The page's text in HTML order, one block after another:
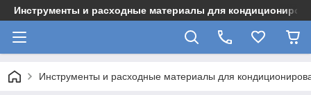
Инструменты и расходные материалы для
Инструменты и расходные материалы для